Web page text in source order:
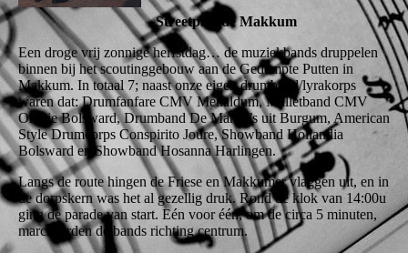
Streetparade Makkum
Een droge vrij zonnige herfstdag… de muziekbands druppelen
binnen bij het scoutinggebouw aan de Gedempte Putten in
Makkum. In totaal 7; naast onze eigen drumband/lyrakorps
waren dat: Drumfanfare CMV Menaldum, Malletband CMV
Oranje Bolsward, Drumband De Marko’s uit Burgum, American
Style Drumcorps Conspirito Joure, Showband Hollandia
Bolsward en Showband Hosanna Harlingen.
Langs de route hingen de Friese en Makkumer vlaggen uit, en in
de dorpskern was het al gezellig druk. Rond de klok van 14:00u
ging de parade van start. Eén voor één, om de circa 5 minuten,
marcheerden de bands richting centrum.